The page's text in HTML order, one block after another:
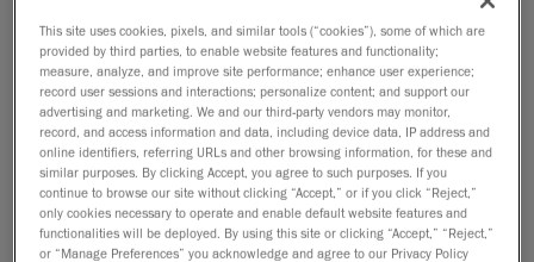
Toleranzen einhält und nach der Montage perfekt
passt.
Welche Einschränkungen bringen
traditionelle Messinstrumente und
manuelle Datenerfassung mit sich?
Manuelle Datenerfassung ist langsam,
fehleranfällig und hat klare Grenzen bei
This site uses cookies, pixels, and similar tools (“cookies”), some of which are
provided by third parties, to enable website features and functionality;
measure, analyze, and improve site performance; enhance user experience;
record user sessions and interactions; personalize content; and support our
advertising and marketing. We and our third-party vendors may monitor,
record, and access information and data, including device data, IP address and
online identifiers, referring URLs and other browsing information, for these and
similar purposes. By clicking Accept, you agree to such purposes. If you
continue to browse our site without clicking “Accept,” or if you click “Reject,”
only cookies necessary to operate and enable default website features and
functionalities will be deployed. By using this site or clicking “Accept,” “Reject,”
or “Manage Preferences” you acknowledge and agree to our Privacy Policy